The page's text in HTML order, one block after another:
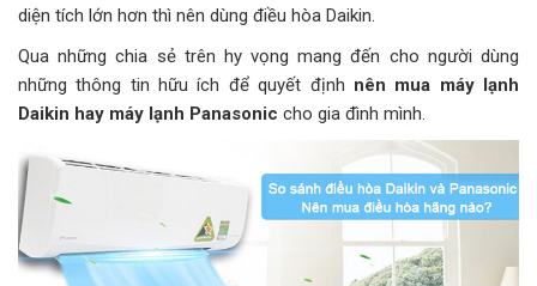
diện tích lớn hơn thì nên dùng điều hòa Daikin.
Qua những chia sẻ trên hy vọng mang đến cho người dùng
những thông tin hữu ích để quyết định nên mua máy lạnh
Daikin hay máy lạnh Panasonic cho gia đình mình.